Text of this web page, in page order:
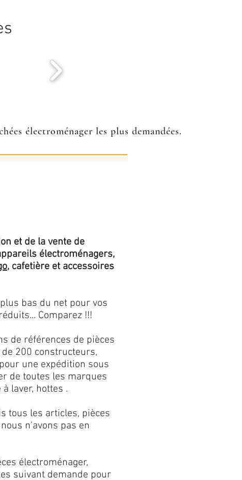
électroménager les plus demandées.
et de la vente de
électroménagers,
, cafetière et accessoires
bas du net pour vos
Comparez !!!
de références de pièces
200 constructeurs,
une expédition sous
de toutes les marques
laver, hottes .
tous les articles, pièces
n'avons pas en
électroménager,
suivant demande pour